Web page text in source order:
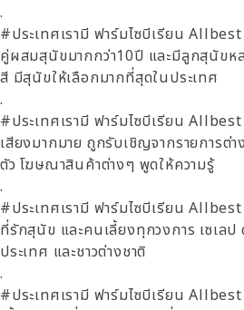
.
#ประเทศเรามี ฟาร์มไซบีเรียน
คู่ผสมสุนัขมากกว่า10ปี และมีลูกสุนัข
สี มีสุนัขให้เลือกมากที่สุดในประเทศ
.
#ประเทศเรามี ฟาร์มไซบีเรียน
เสียงมากมาย ถูกรับเชิญจากรายการต่
ตัว โฆษณาสินค้าต่างๆ พูดให้ความรู้
.
#ประเทศเรามี ฟาร์มไซบีเรียน
ที่รักสุนัข และคนเลี้ยงทุกวงการ เซเลป
ประเทศ และชาวต่างชาติ
.
#ประเทศเรามี ฟาร์มไซบีเรียน